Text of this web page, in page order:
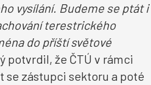
vysílání. Budeme se ptát i
terestrického
do příští světové
potvrdil, že ČTÚ v rámci
zástupci sektoru a poté